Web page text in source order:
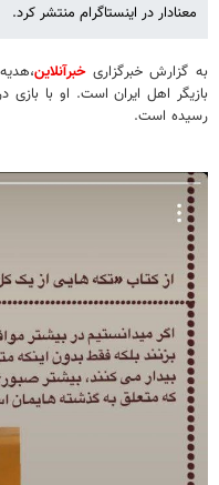
معنادار در اینستاگرام منتشر کرد.
به گزارش خبرگزاریخبرآنلاین
بازیگر اهل ایران است. او با
رسیده‌ است.